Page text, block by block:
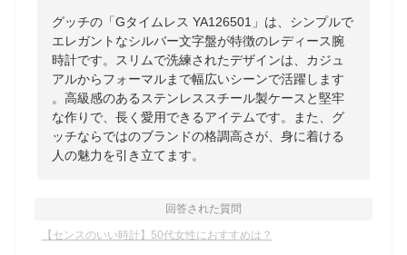
グッチの「Gタイムレス YA126501」は、シンプルで
エレガントなシルバー文字盤が特徴のレディース腕
時計です。スリムで洗練されたデザインは、カジュ
アルからフォーマルまで幅広いシーンで活躍します
。高級感のあるステンレススチール製ケースと堅牢
な作りで、長く愛用できるアイテムです。また、グ
ッチならではのブランドの格調高さが、身に着ける
人の魅力を引き立てます。
回答された質問
【センスのいい時計】50代女性におすすめは？